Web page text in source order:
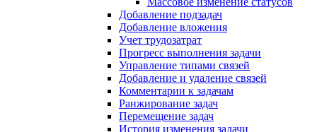
Добавление подзадач
Добавление вложения
Учет трудозатрат
Прогресс выполнения задачи
Управление типами связей
Добавление и удаление связей
Комментарии к задачам
Ранжирование задач
Перемещение задач
История изменения задачи